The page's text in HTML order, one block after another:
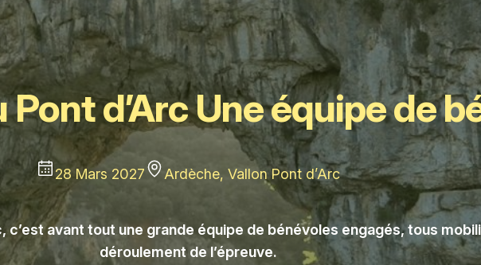
d’Arc Une équipe de
28 Mars 2027 Ardèche, Vallon Pont d’Arc
c’est avant tout une grande équipe de bénévoles engagés, tous
déroulement de l’épreuve.